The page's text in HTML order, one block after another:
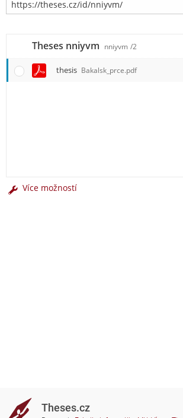
Theses nniyvm nniyvm /2
thesis Bakalsk_prce.pdf
Více možností
Theses.cz